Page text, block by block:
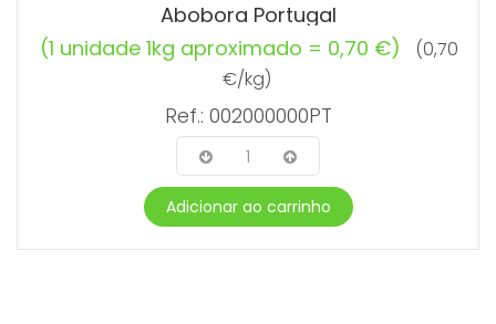
Abobora Portugal
(1 unidade 1kg aproximado = 0,70 €)
(0,70
€/kg)
Ref.: 002000000PT
1
Adicionar ao carrinho